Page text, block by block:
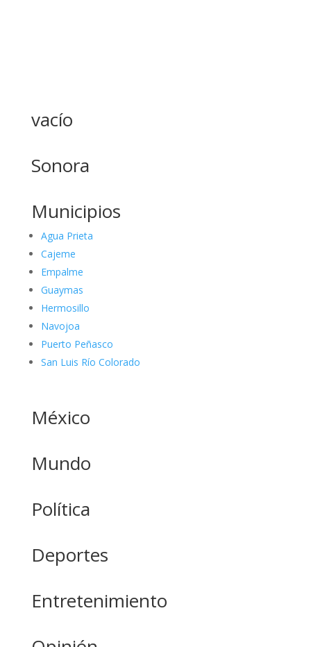
vacío
Sonora
Municipios
Agua Prieta
Cajeme
Empalme
Guaymas
Hermosillo
Navojoa
Puerto Peñasco
San Luis Río Colorado
México
Mundo
Política
Deportes
Entretenimiento